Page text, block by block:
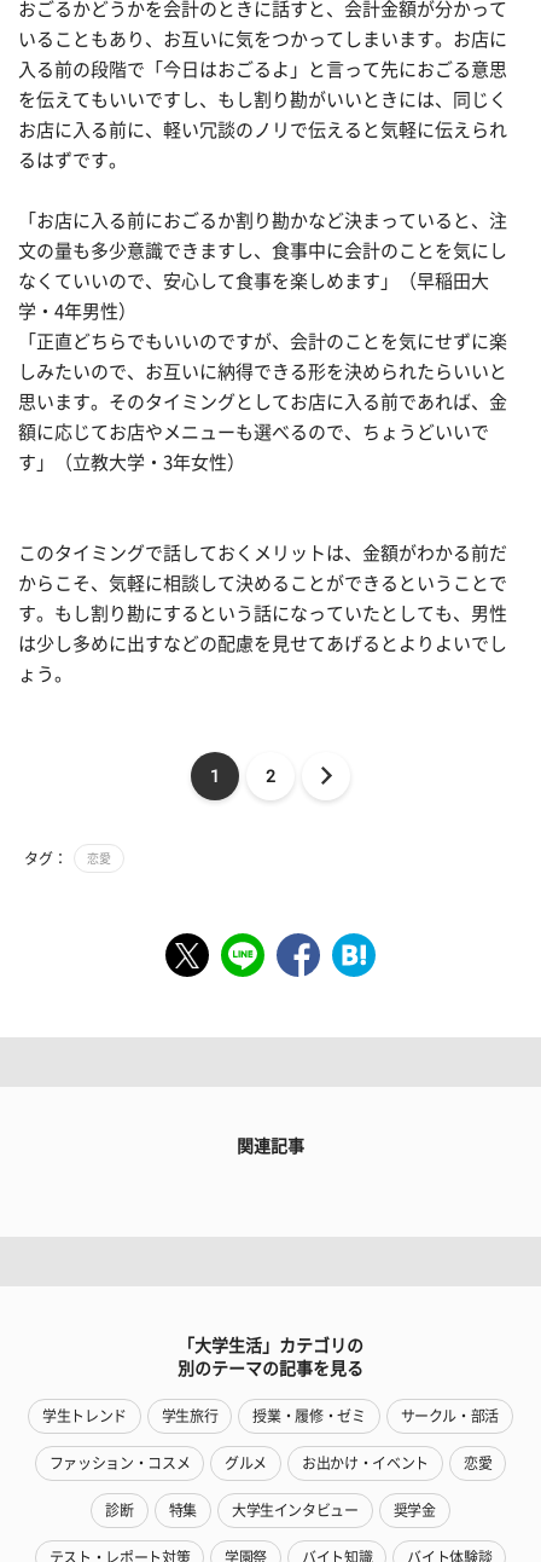
おごるかどうかを会計のときに話すと、会計金額が分かって
いることもあり、お互いに気をつかってしまいます。お店に
入る前の段階で「今日はおごるよ」と言って先におごる意思
を伝えてもいいですし、もし割り勘がいいときには、同じく
お店に入る前に、軽い冗談のノリで伝えると気軽に伝えられ
るはずです。
「お店に入る前におごるか割り勘かなど決まっていると、注
文の量も多少意識できますし、食事中に会計のことを気にし
なくていいので、安心して食事を楽しめます」（早稲田大
学・4年男性）
「正直どちらでもいいのですが、会計のことを気にせずに楽
しみたいので、お互いに納得できる形を決められたらいいと
思います。そのタイミングとしてお店に入る前であれば、金
額に応じてお店やメニューも選べるので、ちょうどいいで
す」（立教大学・3年女性）
このタイミングで話しておくメリットは、金額がわかる前だ
からこそ、気軽に相談して決めることができるということで
す。もし割り勘にするという話になっていたとしても、男性
は少し多めに出すなどの配慮を見せてあげるとよりよいでし
ょう。
1 2
タグ： 恋愛
関連記事
「大学生活」カテゴリの
別のテーマの記事を見る
学生トレンド 学生旅行 授業・履修・ゼミ サークル・部活
ファッション・コスメ グルメ お出かけ・イベント 恋愛
診断 特集 大学生インタビュー 奨学金
テスト・レポート対策 学園祭 バイト知識 バイト体験談